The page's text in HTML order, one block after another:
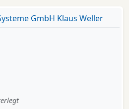
GmbH Klaus Weller